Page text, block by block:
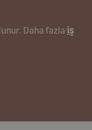
Daha fazla iş